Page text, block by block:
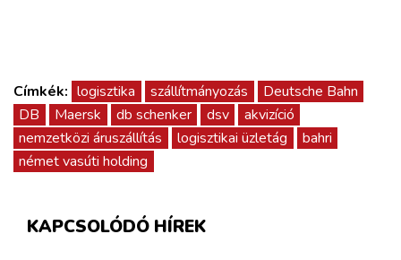
Címkék: logisztika szállítmányozás
Deutsche Bahn
DB
Maersk db schenker dsv
akvizíció
nemzetközi áruszállítás
logisztikai üzletág
bahri
német vasúti holding
KAPCSOLÓDÓ HÍREK